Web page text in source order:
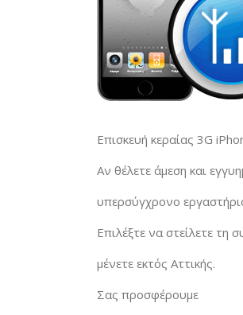
Επισκευή κεραίας 3G
Αν θέλετε άμεση και
υπερσύγχρονο
Επιλέξτε να στείλετε τη
μένετε εκτός Αττικής.
Σας προσφέρουμε